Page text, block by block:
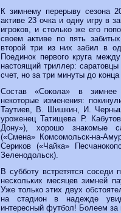
К зимнему перерыву сезона
активе 23 очка и одну игру в
игроков, и столько же его
своем активе по пять
второй три из них забил в
Поединок первого круга
настоящий триллер:
счет, но за три минуты до
Состав «Сокола» в зимнее
некоторые изменения:
Таутиев, В. Шишкин, И.
уроженец Татищева Р.
Дону»), хорошо знакомые
(«Смена» Комсомольск-на-
Сериков («Чайка»
Зеленодольск).
В субботу встретятся соседи
нескольких месяцев зимней
Уже только этих двух
на стадион в надежде
интересный футбол! Болеем за